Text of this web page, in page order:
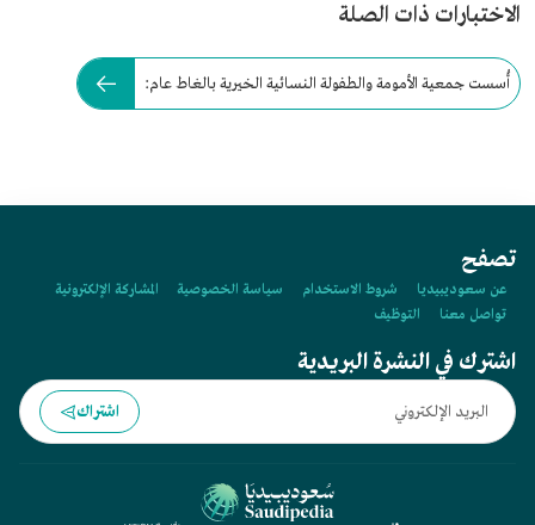
الاختبارات ذات الصلة
أُسست جمعية الأمومة والطفولة النسائية الخيرية بالغاط عام:
تصفح
عن سعوديبيديا شروط الاستخدام سياسة الخصوصية
المشاركة الإلكترونية
تواصل معنا
التوظيف
اشترك في النشرة البريدية
اشتراك